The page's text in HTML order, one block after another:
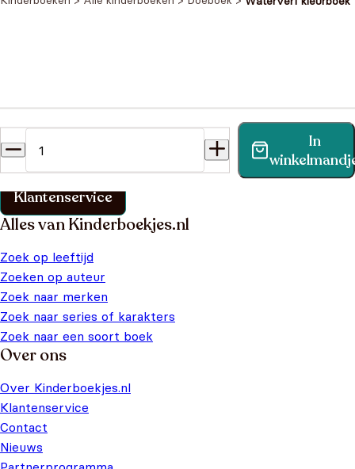
In
Vind binnen no-time antwoord op je vraag op onze
klantenservice pagina.
Klantenservice
Alles van Kinderboekjes.nl
Zoek op leeftijd
Zoeken op auteur
Zoek naar merken
Zoek naar series of karakters
Zoek naar een soort boek
Over ons
Over Kinderboekjes.nl
Klantenservice
Contact
Nieuws